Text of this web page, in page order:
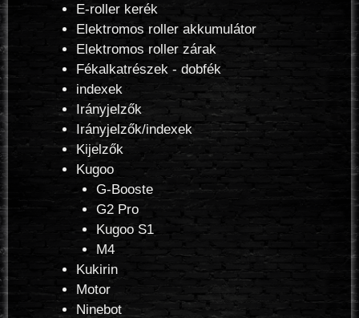
E-roller kerék
Elektromos roller akkumulátor
Elektromos roller zárak
Fékalkatrészek - dobfék
indexek
Irányjelzők
Irányjelzők/indexek
Kijelzők
Kugoo
G-Booste
G2 Pro
Kugoo S1
M4
Kukirin
Motor
Ninebot